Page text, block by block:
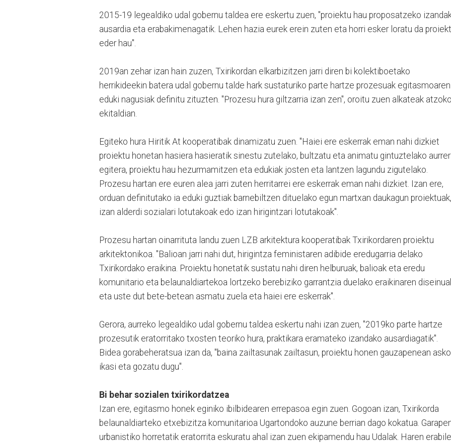
2015-19 legealdiko udal gobernu taldea ere eskertu zuen, "proiektu hau proposatzeko
ausardia eta erabakimenagatik. Lehen hazia eurek erein zuten eta horri esker loratu da
eder hau".
2019an zehar izan hain zuzen, Txirikordan elkarbizitzen jarri diren bi kolektiboetako
herrikideekin batera udal gobernu talde hark sustaturiko parte hartze prozesuak egitasmoaren
eduki nagusiak definitu zituzten. "Prozesu hura giltzarria izan zen", oroitu zuen alkateak
ekitaldian.
Egiteko hura Hiritik At kooperatibak dinamizatu zuen. "Haiei ere eskerrak eman nahi dizkiet
proiektu honetan hasiera hasieratik sinestu zutelako, bultzatu eta animatu gintuztelako
egitera, proiektu hau hezurmamitzen eta edukiak josten eta lantzen lagundu zigutelako.
Prozesu hartan ere euren alea jarri zuten herritarrei ere eskerrak eman nahi dizkiet. Izan ere,
orduan definitutako ia eduki guztiak barnebiltzen dituelako egun martxan daukagun proiektuak,
izan alderdi sozialari lotutakoak edo izan hirigintzari lotutakoak".
Prozesu hartan oinarrituta landu zuen LZB arkitektura kooperatibak Txirikordaren proiektu
arkitektonikoa. "Balioan jarri nahi dut, hirigintza feministaren adibide eredugarria delako
Txirikordako eraikina. Proiektu honetatik sustatu nahi diren helburuak, balioak eta eredu
komunitario eta belaunaldiartekoa lortzeko berebiziko garrantzia duelako eraikinaren
eta uste dut bete-betean asmatu zuela eta haiei ere eskerrak".
Gerora, aurreko legealdiko udal gobernu taldea eskertu nahi izan zuen, "2019ko parte hartze
prozesutik eratorritako txosten teoriko hura, praktikara eramateko izandako ausardiagatik".
Bidea gorabeheratsua izan da, "baina zailtasunak zailtasun, proiektu honen gauzapenean asko
ikasi eta gozatu dugu".
Bi behar sozialen txirikordatzea
Izan ere, egitasmo honek eginiko ibilbidearen errepasoa egin zuen. Gogoan izan, Txirikorda
belaunaldiarteko etxebizitza komunitarioa Ugartondoko auzune berrian dago kokatua.
urbanistiko horretatik eratorrita eskuratu ahal izan zuen ekipamendu hau Udalak. Haren